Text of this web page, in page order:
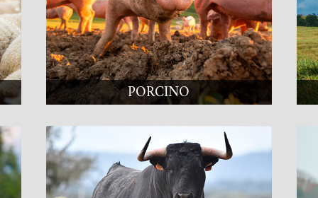
PORCINO